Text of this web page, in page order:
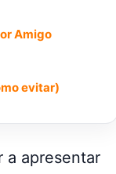
Amigo
evitar)
a apresentar